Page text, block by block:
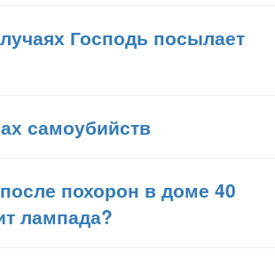
Господь посылает
самоубийств
похорон в доме 40
лампада?